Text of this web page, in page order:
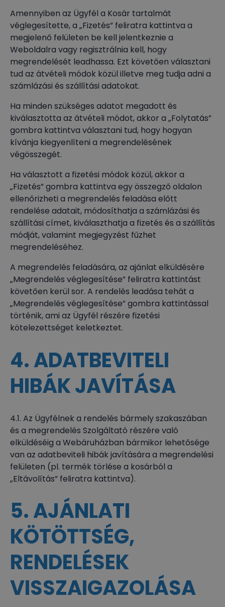
Amennyiben az Ügyfél a Kosár tartalmát
véglegesítette, a „Fizetés” feliratra kattintva a
megjelenő felületen be kell jelentkeznie a
Weboldalra vagy regisztrálnia kell, hogy
megrendelését leadhassa. Ezt követően választani
tud az átvételi módok közül illetve meg tudja adni a
számlázási és szállítási adatokat.
Ha minden szükséges adatot megadott és
kiválasztotta az átvételi módot, akkor a „Folytatás”
gombra kattintva választani tud, hogy hogyan
kívánja kiegyenlíteni a megrendelésének
végösszegét.
Ha választott a fizetési módok közül, akkor a
„Fizetés” gombra kattintva egy összegző oldalon
ellenőrizheti a megrendelés feladása előtt
rendelése adatait, módosíthatja a számlázási és
szállítási címet, kiválaszthatja a fizetés és a szállítás
módját, valamint megjegyzést fűzhet
megrendeléséhez.
A megrendelés feladására, az ajánlat elküldésére
„Megrendelés véglegesítése” feliratra kattintást
követően kerül sor. A rendelés leadása tehát a
„Megrendelés véglegesítése” gombra kattintással
történik, ami az Ügyfél részére fizetési
kötelezettséget keletkeztet.
4. ADATBEVITELI
HIBÁK JAVÍTÁSA
4.1. Az Ügyfélnek a rendelés bármely szakaszában
és a megrendelés Szolgáltató részére való
elküldéséig a Webáruházban bármikor lehetősége
van az adatbeviteli hibák javítására a megrendelési
felületen (pl. termék törlése a kosárból a
„Eltávolítás” feliratra kattintva).
5. AJÁNLATI
KÖTÖTTSÉG,
RENDELÉSEK
VISSZAIGAZOLÁSA